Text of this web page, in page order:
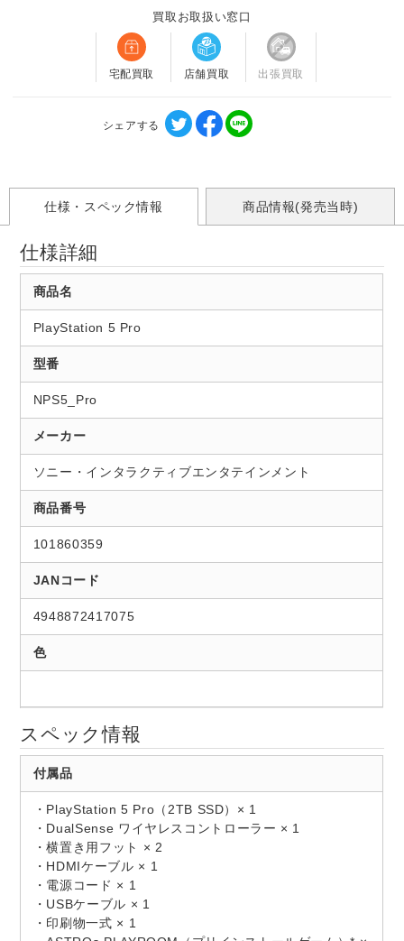
買取お取扱い窓口
宅配買取 店舗買取 出張買取
シェアする
仕様・スペック情報 商品情報(発売当時)
仕様詳細
商品名
PlayStation 5 Pro
型番
NPS5_Pro
メーカー
ソニー・インタラクティブエンタテインメント
商品番号
101860359
JANコード
4948872417075
色
スペック情報
付属品
・PlayStation 5 Pro（2TB SSD）× 1
・DualSense ワイヤレスコントローラー × 1
・横置き用フット × 2
・HDMIケーブル × 1
・電源コード × 1
・USBケーブル × 1
・印刷物一式 × 1